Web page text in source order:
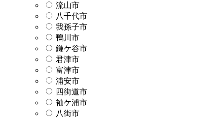
流山市
八千代市
我孫子市
鴨川市
鎌ケ谷市
君津市
富津市
浦安市
四街道市
袖ケ浦市
八街市